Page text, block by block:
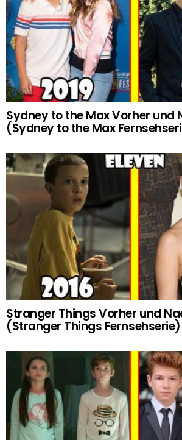
Sydney to the Max Vorher und
(Sydney to the Max
Stranger Things Vorher und
(Stranger Things Fernsehserie)